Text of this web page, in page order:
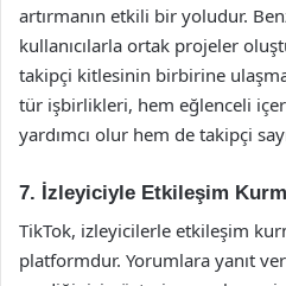
artırmanın etkili bir yoludur.
kullanıcılarla ortak projeler
takipçi kitlesinin birbirine
tür işbirlikleri, hem eğlenceli
yardımcı olur hem de takipçi
7. İzleyiciyle Etkileşim
TikTok, izleyicilerle etkileşim
platformdur. Yorumlara yanıt